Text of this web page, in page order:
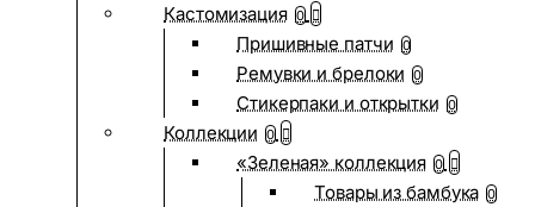
Кастомизация 0
Пришивные патчи 0
Ремувки и брелоки 0
Стикерпаки и открытки 0
Коллекции 0
«Зеленая» коллекция 0
Товары из бамбука 0